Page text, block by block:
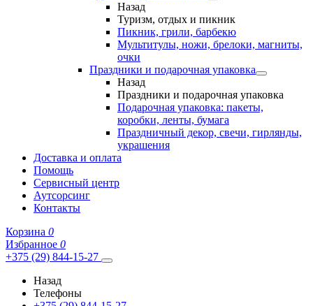
Назад
Туризм, отдых и пикник
Пикник, грили, барбекю
Мультитулы, ножи, брелоки, магниты,
очки
Праздники и подарочная упаковка
Назад
Праздники и подарочная упаковка
Подарочная упаковка: пакеты,
коробки, ленты, бумага
Праздничный декор, свечи, гирлянды,
украшения
Доставка и оплата
Помощь
Сервисный центр
Аутсорсинг
Контакты
Корзина 0
Избранное 0
+375 (29) 844-15-27
Назад
Телефоны